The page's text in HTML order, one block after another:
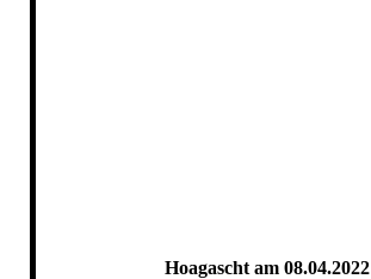
Hoagascht am 08.04.2022